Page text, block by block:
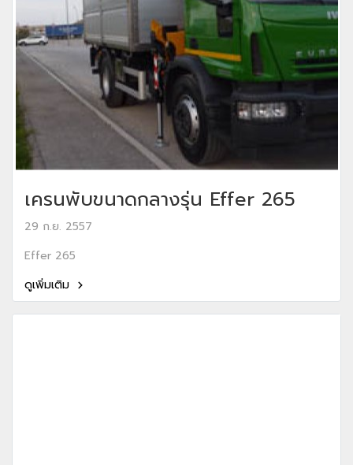
เครนพับขนาดกลางรุ่น Effer 265
29 ก.ย. 2557
Effer 265
ดูเพิ่มเติม